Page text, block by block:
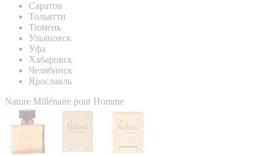
Саратов
Тольятти
Тюмень
Ульяновск
Уфа
Хабаровск
Челябинск
Ярославль
Nature Millénaire pour Homme